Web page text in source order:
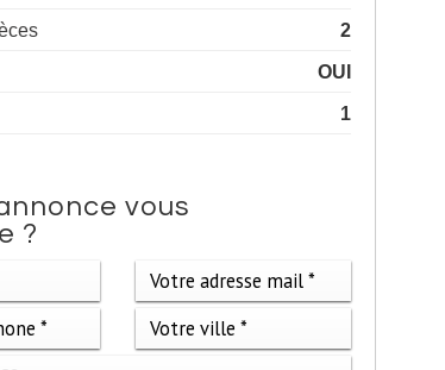
2
OUI
1
vous
?